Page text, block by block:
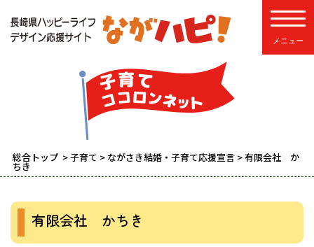
総合トップ >子育て > ながさき結婚・子育て応援宣言 > 有限会社 か
ちき
有限会社 かちき